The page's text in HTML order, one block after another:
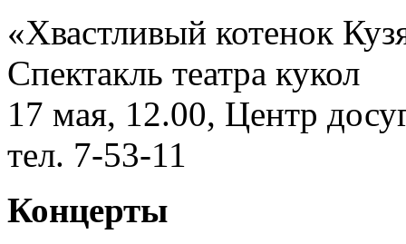
«Хвастливый котенок
Спектакль театра кукол
17 мая, 12.00, Центр
тел. 7-53-11
Концерты